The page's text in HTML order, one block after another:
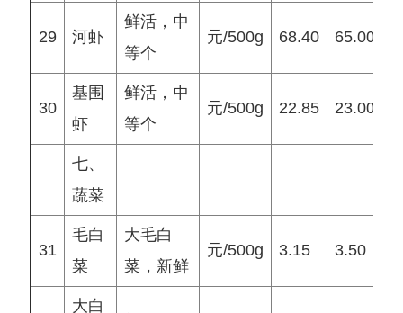
29 河虾
鲜活，中
等个
元/500g 68.40 65.00
30
基围
虾
鲜活，中
等个
元/500g 22.85 23.00
七、
蔬菜
31
毛白
菜
大毛白
菜，新鲜
元/500g 3.15 3.50
大白